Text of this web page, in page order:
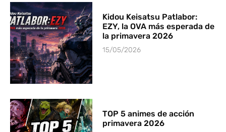
Kidou Keisatsu Patlabor:
EZY, la OVA más esperada de
la primavera 2026
15/05/2026
TOP 5 animes de acción
primavera 2026